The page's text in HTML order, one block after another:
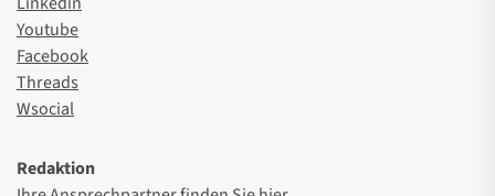
Youtube
Facebook
Threads
Wsocial
Redaktion